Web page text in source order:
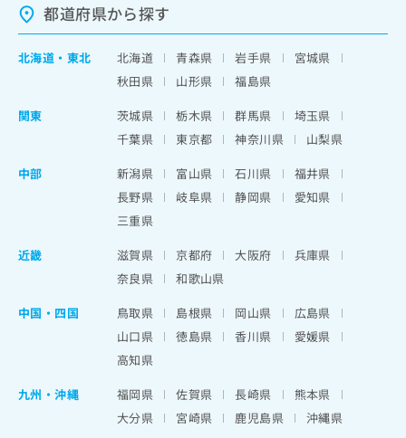
都道府県から探す
北海道 ・ 東北 北海道 青森県 岩手県
宮城県
秋田県
山形県
福島県
関東
茨城県 栃木県 群馬県
埼玉県
千葉県
東京都 神奈川県
山梨県
中部
新潟県 富山県 石川県
福井県
長野県
岐阜県 静岡県
愛知県
三重県
近畿
滋賀県 京都府 大阪府
兵庫県
奈良県
和歌山県
中国・四国
鳥取県 島根県 岡山県
広島県
山口県
徳島県 香川県
愛媛県
高知県
九州・沖縄
福岡県 佐賀県 長崎県
熊本県
大分県
宮崎県 鹿児島県 沖縄県